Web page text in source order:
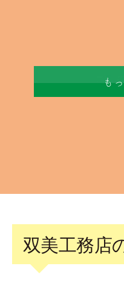
双美工務店